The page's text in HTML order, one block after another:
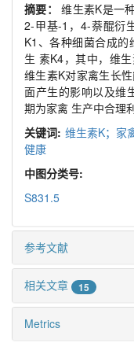
摘要：维生素K是一
2-甲基-1，4-萘醌衍
K1、各种细菌合成
生 素K4，其中，维
维生素K对家禽生长
面产生的影响以及维
期为家禽 生产中合理
关键词: 维生素K；家
健康
中图分类号:
S831.5
参考文献
相关文章 15
Metrics